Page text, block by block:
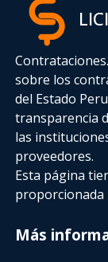
sobre los
del Estado
transparencia
las
proveedores.
Esta página
proporcionada
Más